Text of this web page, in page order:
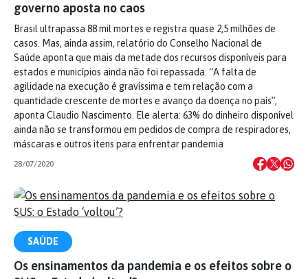
governo aposta no caos
Brasil ultrapassa 88 mil mortes e registra quase 2,5 milhões de
casos. Mas, ainda assim, relatório do Conselho Nacional de
Saúde aponta que mais da metade dos recursos disponíveis para
estados e municípios ainda não foi repassada. “A falta de
agilidade na execução é gravíssima e tem relação com a
quantidade crescente de mortes e avanço da doença no país”,
aponta Claudio Nascimento. Ele alerta: 63% do dinheiro disponível
ainda não se transformou em pedidos de compra de respiradores,
máscaras e outros itens para enfrentar pandemia
28/07/2020
SAÚDE
Os ensinamentos da pandemia e os efeitos sobre o